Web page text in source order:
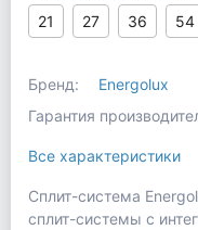
21 27 36 54
Бренд:
Energolux
Гарантия
Все характеристики
Сплит-система
сплит-системы с